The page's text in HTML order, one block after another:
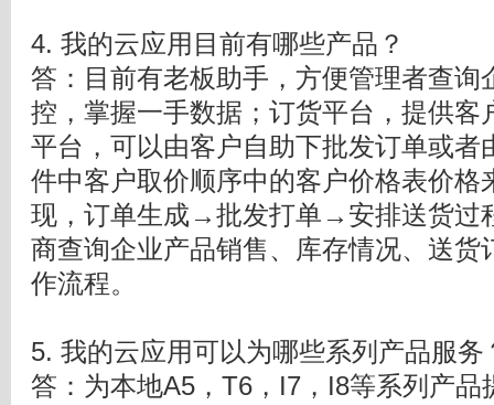
4. 我的云应用目前有哪些产品？
答：目前有老板助手，方便管理者查询
控，掌握一手数据；订货平台，提供客
平台，可以由客户自助下批发订单或者
件中客户取价顺序中的客户价格表价格
现，订单生成→批发打单→安排送货过
商查询企业产品销售、库存情况、送货
作流程。
5. 我的云应用可以为哪些系列产品服务
答：为本地A5，T6，I7，I8等系列产品